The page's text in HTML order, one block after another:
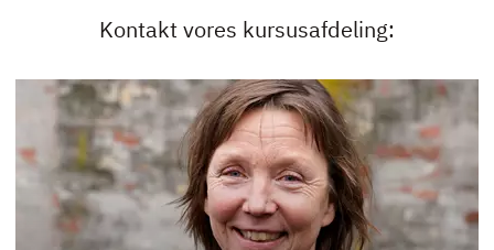
Kontakt vores kursusafdeling: